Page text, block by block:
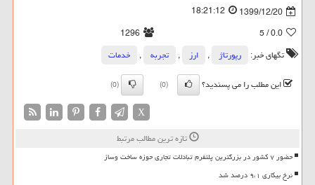
1399/12/20
18:21:12
0.0
/ 5
1296
تگهای خبر:
رپورتاژ , ارز , تجربه ,
خدمات
این مطلب را می پسندید؟
(0)
(0)
X
تازه ترین مطالب مرتبط
حضور ۷ کشور در بزرگترین پلتفرم تبادلات تجاری حوزه ساخت وساز
نرخ بیکاری ۹،۱ درصد شد